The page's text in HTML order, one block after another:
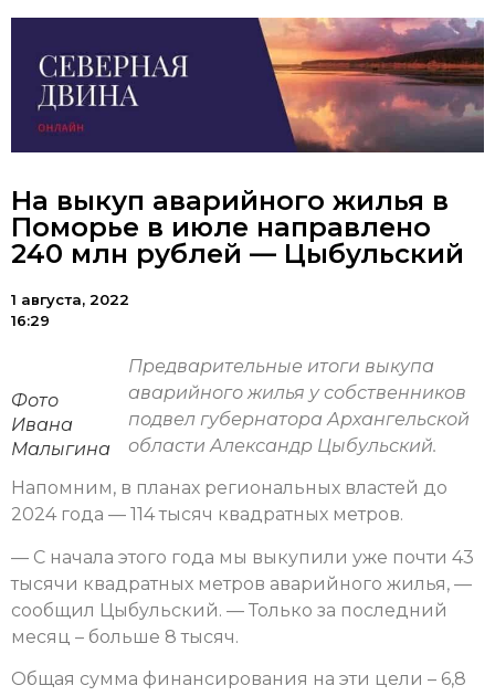
На выкуп аварийного жилья в
Поморье в июле направлено
240 млн рублей — Цыбульский
1 августа, 2022
16:29
Фото
Ивана
Малыгина
Предварительные итоги выкупа
аварийного жилья у собственников
подвел губернатора Архангельской
области Александр Цыбульский.
Напомним, в планах региональных властей до
2024 года — 114 тысяч квадратных метров.
— С начала этого года мы выкупили уже почти 43
тысячи квадратных метров аварийного жилья, —
сообщил Цыбульский. — Только за последний
месяц – больше 8 тысяч.
Общая сумма финансирования на эти цели – 6,8